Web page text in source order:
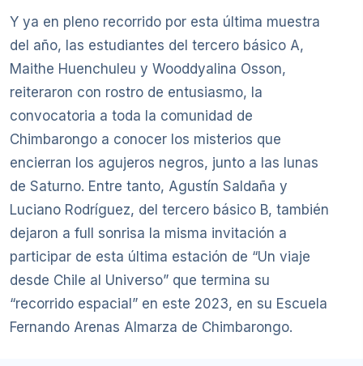
Y ya en pleno recorrido por esta última muestra
del año, las estudiantes del tercero básico A,
Maithe Huenchuleu y Wooddyalina Osson,
reiteraron con rostro de entusiasmo, la
convocatoria a toda la comunidad de
Chimbarongo a conocer los misterios que
encierran los agujeros negros, junto a las lunas
de Saturno. Entre tanto, Agustín Saldaña y
Luciano Rodríguez, del tercero básico B, también
dejaron a full sonrisa la misma invitación a
participar de esta última estación de “Un viaje
desde Chile al Universo” que termina su
“recorrido espacial” en este 2023, en su Escuela
Fernando Arenas Almarza de Chimbarongo.